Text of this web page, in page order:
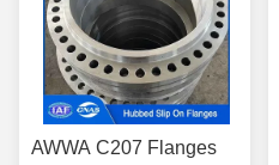
AWWA C207 Flanges